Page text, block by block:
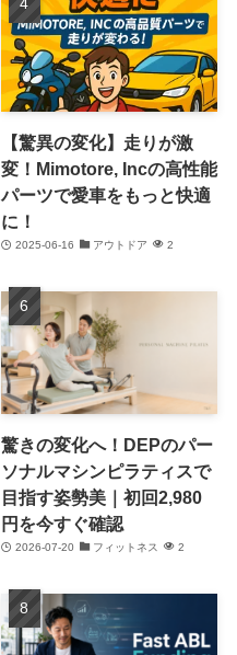
【驚異の変化】走りが激
変！Mimotore, Incの高性能
パーツで愛車をもっと快適
に！
2025-06-16 アウトドア 2
驚きの変化へ！DEPのパー
ソナルマシンピラティスで
目指す姿勢美｜初回2,980
円を今すぐ確認
2026-07-20 フィットネス 2